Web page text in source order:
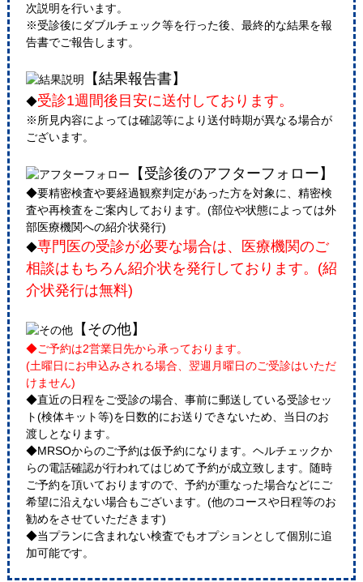
次説明を行います。
※受診後にダブルチェック等を行った後、最終的な結果を報
告書でご報告します。
【結果報告書】
◆受診1週間後目安に送付しております。
※所見内容によっては確認等により送付時期が異なる場合が
ございます。
【受診後のアフターフォロー】
◆要精密検査や要経過観察判定があった方を対象に、精密検
査や再検査をご案内しております。(部位や状態によっては外
部医療機関への紹介状発行)
◆専門医の受診が必要な場合は、医療機関のご
相談はもちろん紹介状を発行しております。(紹
介状発行は無料)
【その他】
◆ご予約は2営業日先から承っております。
(土曜日にお申込みされる場合、翌週月曜日のご受診はいただ
けません)
◆直近の日程をご受診の場合、事前に郵送している受診セッ
ト(検体キット等)を日数的にお送りできないため、当日のお
渡しとなります。
◆MRSOからのご予約は仮予約になります。ヘルチェックか
らの電話確認が行われてはじめて予約が成立致します。随時
ご予約を頂いておりますので、予約が重なった場合などにご
希望に沿えない場合もございます。(他のコースや日程等のお
勧めをさせていただきます)
◆当プランに含まれない検査でもオプションとして個別に追
加可能です。